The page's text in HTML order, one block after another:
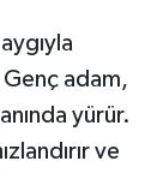
Genç adam,
yürür.
ve